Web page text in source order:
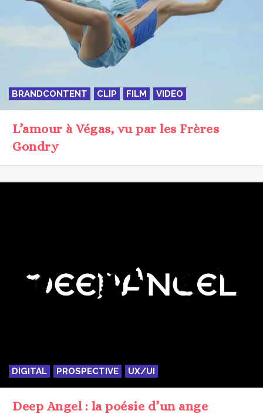
BRANDCONTENT CLIP FILM VIDEO
L’amour à Végas, vu par les Frères
Gondry
DIGITAL PROSPECTIVE UX/UI
Deep Angel : la poésie d’un ange